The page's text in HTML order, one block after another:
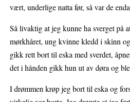
vært, underlige natta før, så var de
Så livaktig at jeg kunne ha sverget på
mørkhåret, ung kvinne kledd i skinn
gikk rett bort til eska med sverdet,
det i hånden gikk hun ut av døra og
I drømmen krøp jeg bort til eska og